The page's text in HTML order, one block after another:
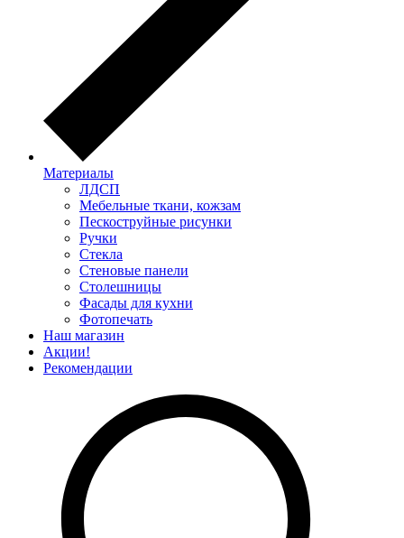
Материалы
ЛДСП
Мебельные ткани, кожзам
Пескоструйные рисунки
Ручки
Стекла
Стеновые панели
Столешницы
Фасады для кухни
Фотопечать
Наш магазин
Акции!
Рекомендации